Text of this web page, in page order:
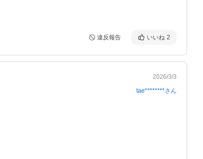
違反報告 いいね 2
2026/3/3
tae********さん